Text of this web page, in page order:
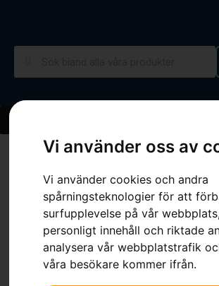
Vi använder oss av
Vi använder cookies och andra
spårningsteknologier för att
surfupplevelse på vår
personligt innehåll och riktade
analysera vår webbplatstrafik
våra besökare kommer ifrån.
»Sortiment »XPLORER Keps
XPLORER Keps